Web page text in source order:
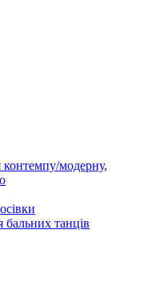
контемпу/модерну,
бальних танців